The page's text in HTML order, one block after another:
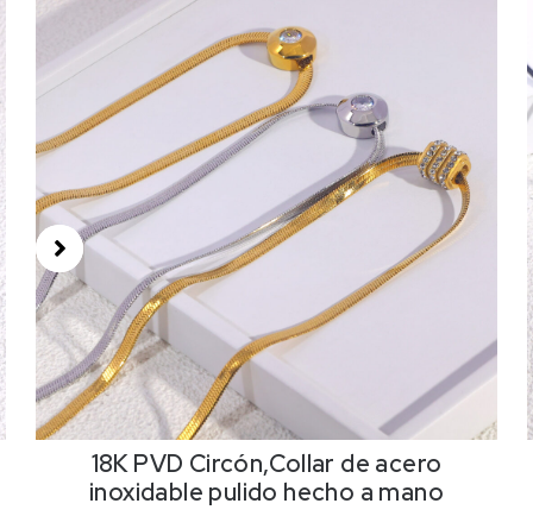
18K PVD Circón,Collar de acero
inoxidable pulido hecho a mano